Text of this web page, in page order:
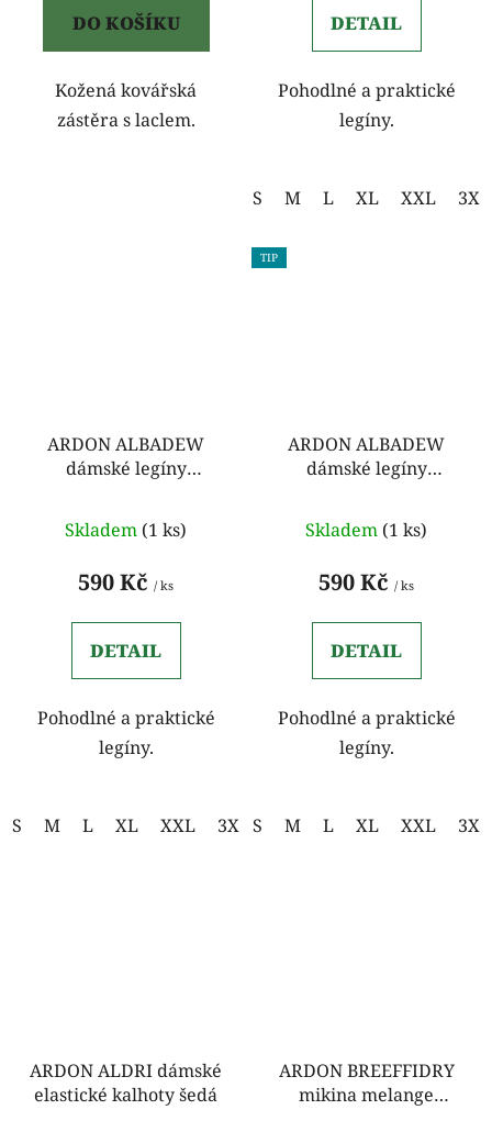
DO KOŠÍKU
Kožená kovářská
zástěra s laclem.
DETAIL
Pohodlné a praktické
legíny.
S M L XL XXL 3XL
ARDON ALBADEW
dámské legíny
Skladem (1 ks)
590 Kč / ks
DETAIL
Pohodlné a praktické
legíny.
S M L XL XXL 3XL
TIP
ARDON ALBADEW
dámské legíny
Skladem (1 ks)
590 Kč / ks
DETAIL
Pohodlné a praktické
legíny.
S M L XL XXL 3XL
ARDON ALDRI dámské
elastické kalhoty šedá
ARDON BREEFFIDRY
mikina melange